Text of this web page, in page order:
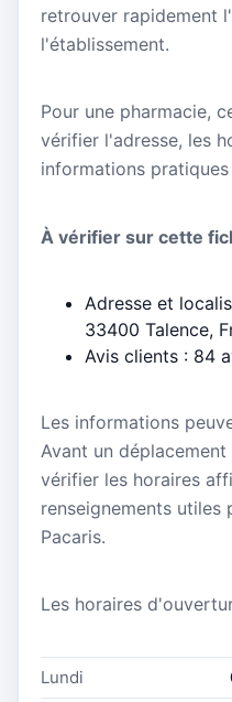
retrouver rapidement
l'établissement.
Pour une pharmacie,
vérifier l'adresse, les
informations
À vérifier sur cette
Adresse et
33400 Talence,
Avis clients : 84
Les informations
Avant un
vérifier les horaires
renseignements utiles
Pacaris.
Les horaires
Lundi